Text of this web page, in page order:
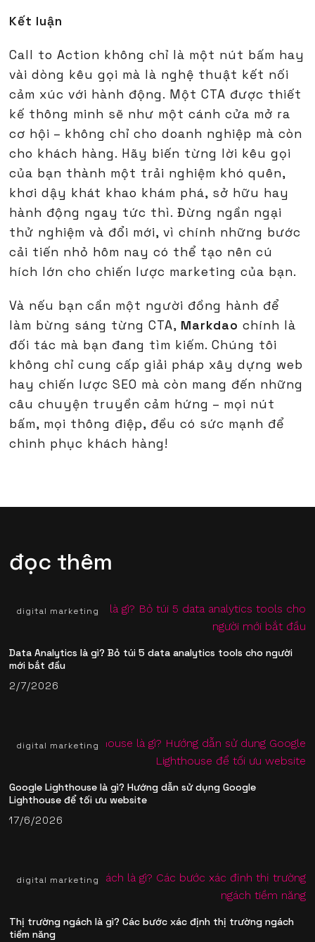
Kết luận
Call to Action không chỉ là một nút bấm hay
vài dòng kêu gọi mà là nghệ thuật kết nối
cảm xúc với hành động. Một CTA được thiết
kế thông minh sẽ như một cánh cửa mở ra
cơ hội – không chỉ cho doanh nghiệp mà còn
cho khách hàng. Hãy biến từng lời kêu gọi
của bạn thành một trải nghiệm khó quên,
khơi dậy khát khao khám phá, sở hữu hay
hành động ngay tức thì. Đừng ngần ngại
thử nghiệm và đổi mới, vì chính những bước
cải tiến nhỏ hôm nay có thể tạo nên cú
hích lớn cho chiến lược marketing của bạn.
Và nếu bạn cần một người đồng hành để
làm bừng sáng từng CTA, Markdao chính là
đối tác mà bạn đang tìm kiếm. Chúng tôi
không chỉ cung cấp giải pháp xây dựng web
hay chiến lược SEO mà còn mang đến những
câu chuyện truyền cảm hứng – mọi nút
bấm, mọi thông điệp, đều có sức mạnh để
chinh phục khách hàng!
đọc thêm
digital marketing
Data Analytics là gì? Bỏ túi 5 data analytics tools​ cho người
mới bắt đầu
2/7/2026
digital marketing
Google Lighthouse là gì? Hướng dẫn sử dụng Google
Lighthouse để tối ưu website
17/6/2026
digital marketing
Thị trường ngách là gì? Các bước xác định thị trường ngách
tiềm năng